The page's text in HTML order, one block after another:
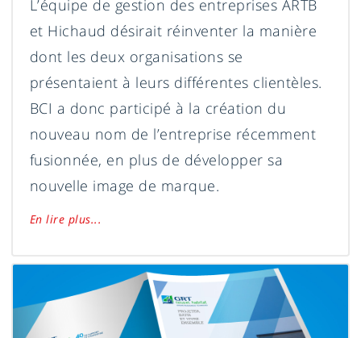
L’équipe de gestion des entreprises ARTB
et Hichaud désirait réinventer la manière
dont les deux organisations se
présentaient à leurs différentes clientèles.
BCI a donc participé à la création du
nouveau nom de l’entreprise récemment
fusionnée, en plus de développer sa
nouvelle image de marque.
En lire plus...